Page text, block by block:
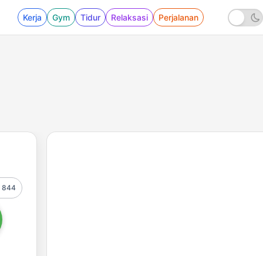
Kerja Gym Tidur Relaksasi Perjalanan
844